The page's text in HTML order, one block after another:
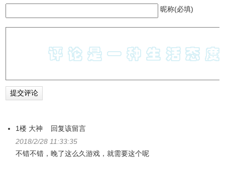
昵称(必填)
1楼 大神
回复该留言
2018/2/28 11:33:35
不错不错，晚了这么久游戏，就需要这个呢